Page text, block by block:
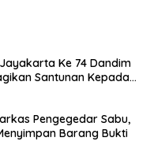
Ke 74 Dandim
Santunan Kepada
Pengegedar Sabu,
Barang Bukti